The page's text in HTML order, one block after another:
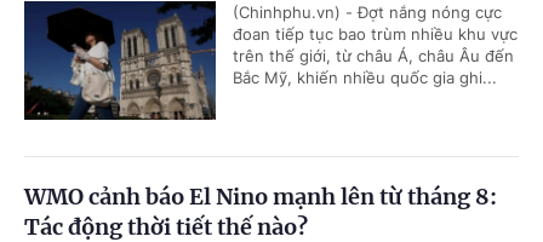
(Chinhphu.vn) - Đợt nắng nóng cực
đoan tiếp tục bao trùm nhiều khu vực
trên thế giới, từ châu Á, châu Âu đến
Bắc Mỹ, khiến nhiều quốc gia ghi...
WMO cảnh báo El Nino mạnh lên từ tháng 8:
Tác động thời tiết thế nào?